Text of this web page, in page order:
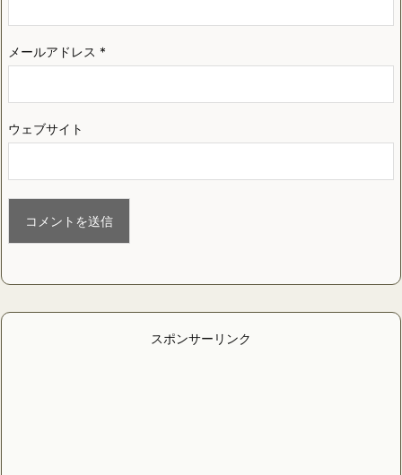
メールアドレス *
ウェブサイト
スポンサーリンク